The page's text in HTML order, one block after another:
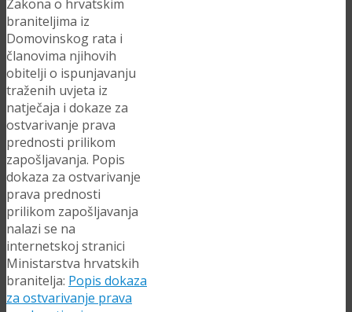
Zakona o hrvatskim
braniteljima iz
Domovinskog rata i
članovima njihovih
obitelji o ispunjavanju
traženih uvjeta iz
natječaja i dokaze za
ostvarivanje prava
prednosti prilikom
zapošljavanja. Popis
dokaza za ostvarivanje
prava prednosti
prilikom zapošljavanja
nalazi se na
internetskoj stranici
Ministarstva hrvatskih
branitelja: Popis dokaza
za ostvarivanje prava